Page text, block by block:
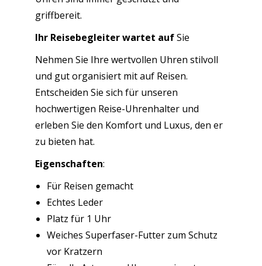
griffbereit.
Ihr Reisebegleiter wartet aufSie
Nehmen Sie Ihre wertvollen Uhren stilvoll
und gut organisiert mit auf Reisen.
Entscheiden Sie sich für unseren
hochwertigen Reise-Uhrenhalter und
erleben Sie den Komfort und Luxus, den er
zu bieten hat.
Eigenschaften:
Für Reisen gemacht
Echtes Leder
Platz für 1 Uhr
Weiches Superfaser-Futter zum Schutz
vor Kratzern